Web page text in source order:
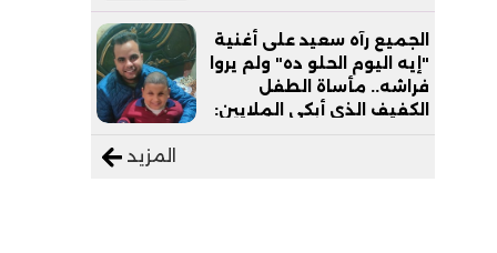
الجميع رآه سعيد على أغنية
"إيه اليوم الحلو ده" ولم يروا
فراشه.. مأساة الطفل
الكفيف الذي أبكى الملايين:
المزيد